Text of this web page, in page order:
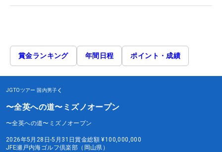
賞金ランキング 年間日程 ポイント・成績
JGTOツアー 国内男子
〜全英への道〜ミズノオープン
〜全英への道〜ミズノオープン
2026年5月28日-5月31日賞金総額 ¥100,000,000
JFE瀬戸内海ゴルフ倶楽部（岡山県）